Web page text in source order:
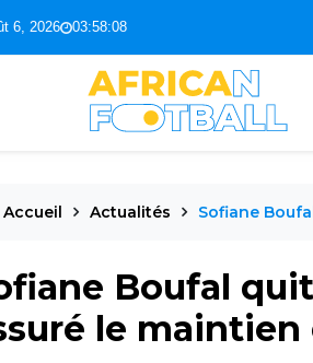
6, 2026 03:58:09
Accueil Actualités Sofiane
Boufal
le maintien